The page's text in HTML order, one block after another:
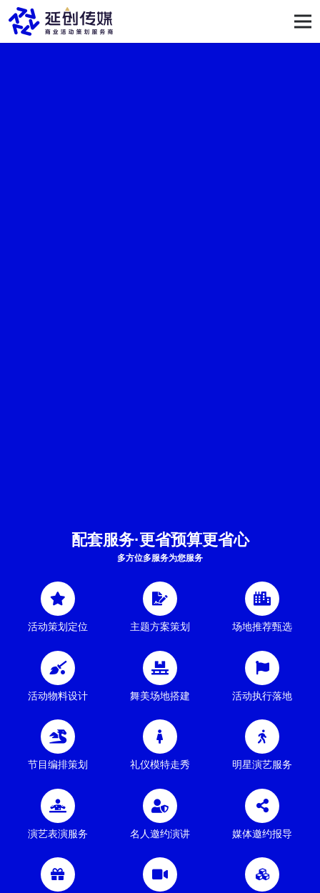
配套服务·更省预算更省心
多方位多服务为您服务
活动策划定位 主题方案策划 场地推荐甄选
活动物料设计 舞美场地搭建 活动执行落地
节目编排策划 礼仪模特走秀 明星演艺服务
演艺表演服务 名人邀约演讲 媒体邀约报导